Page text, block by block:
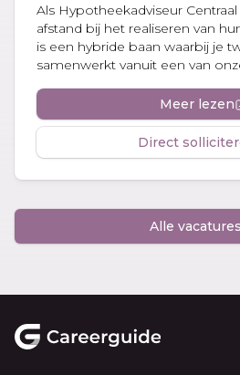
Als Hypotheekadviseur
afstand bij het realiseren van
is een hybride baan waarbij je
samenwerkt vanuit een van
Meer lezen
Direct
Alle vacatures